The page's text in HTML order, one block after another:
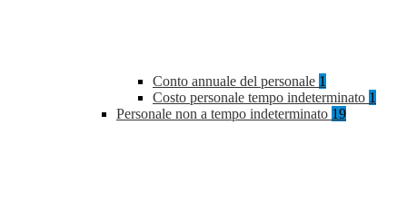
Conto annuale del personale 1
Costo personale tempo indeterminato 1
Personale non a tempo indeterminato 19